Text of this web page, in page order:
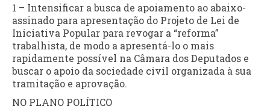
1 – Intensificar a busca de apoiamento ao abaixo-
assinado para apresentação do Projeto de Lei de
Iniciativa Popular para revogar a “reforma”
trabalhista, de modo a apresentá-lo o mais
rapidamente possível na Câmara dos Deputados e
buscar o apoio da sociedade civil organizada à sua
tramitação e aprovação.
NO PLANO POLÍTICO